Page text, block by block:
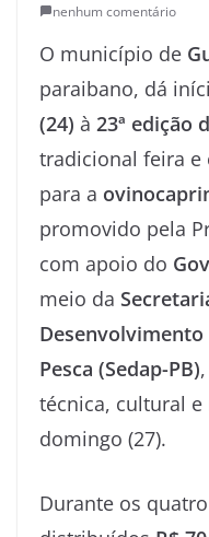
nenhum comentário
O município de
paraibano, dá
(24) à 23ª edição
tradicional feira e
para a
promovido pela
com apoio do
meio da
Pesca (Sedap-PB)
técnica, cultural
domingo (27).
Durante os